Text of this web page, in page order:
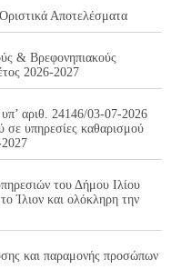
Αποτελέσματα
& Βρεφονηπιακούς
2026-2027
αριθ. 24146/03-07-2026
σε υπηρεσίες καθαρισμού
2027
του Δήμου Ιλίου
Ίλιον και ολόκληρη την
και παραμονής προσώπων